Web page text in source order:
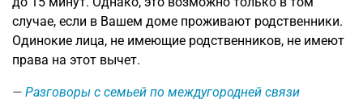
случае, если в Вашем доме проживают родственники.
Одинокие лица, не имеющие родственников, не имеют
права на этот вычет.
Разговоры с семьей по междугородней связи